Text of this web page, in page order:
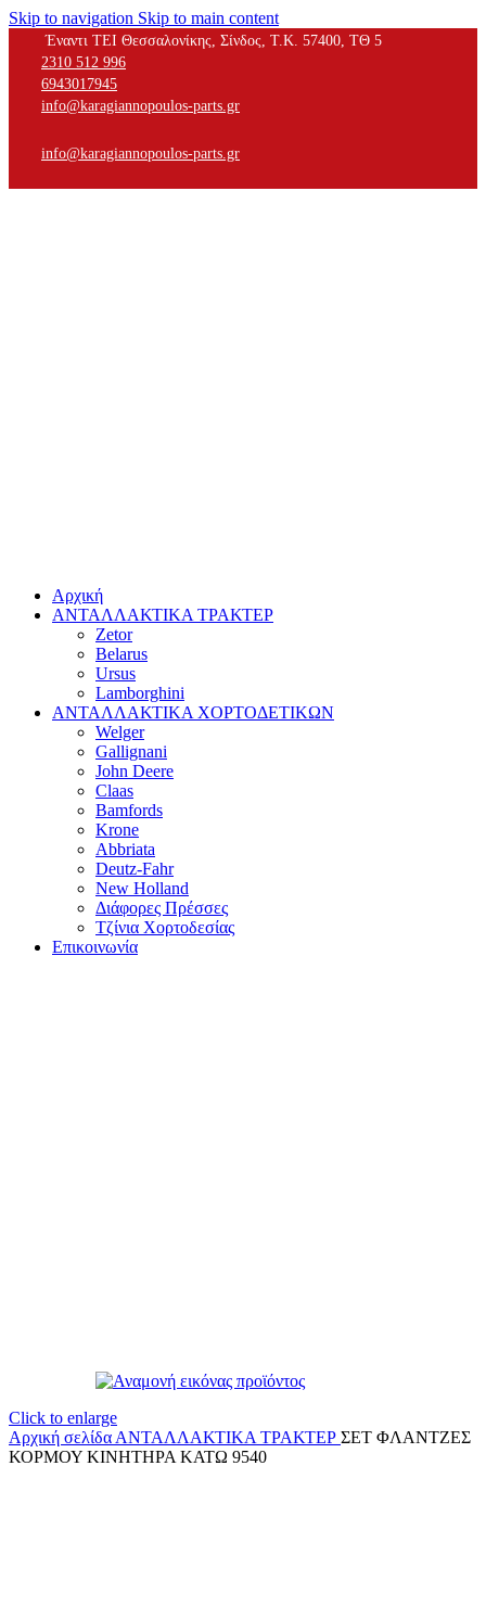
Skip to navigation Skip to main content
Έναντι ΤΕΙ Θεσσαλονίκης, Σίνδος, Τ.Κ. 57400, ΤΘ 5
2310 512 996
6943017945
info@karagiannopoulos-parts.gr
info@karagiannopoulos-parts.gr
Αρχική
ΑΝΤΑΛΛΑΚΤΙΚΑ ΤΡΑΚΤΕΡ
Zetor
Belarus
Ursus
Lamborghini
ΑΝΤΑΛΛΑΚΤΙΚΑ ΧΟΡΤΟΔΕΤΙΚΩΝ
Welger
Gallignani
John Deere
Claas
Bamfords
Krone
Abbriata
Deutz-Fahr
New Holland
Διάφορες Πρέσσες
Τζίνια Χορτοδεσίας
Επικοινωνία
Click to enlarge
Αρχική σελίδα ΑΝΤΑΛΛΑΚΤΙΚΑ ΤΡΑΚΤΕΡ ΣΕΤ ΦΛΑΝΤΖΕΣ
ΚΟΡΜΟΥ ΚΙΝΗΤΗΡΑ ΚΑΤΩ 9540